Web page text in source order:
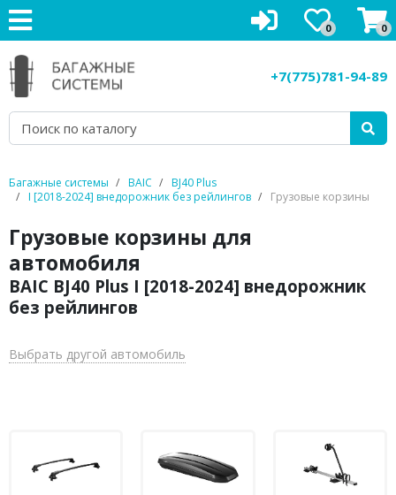
0 0
+7(775)781-94-89
Багажные системы BAIC
BJ40 Plus
I [2018-2024] внедорожник без рейлингов
Грузовые корзины
Грузовые корзины для
автомобиля
BAIC BJ40 Plus I [2018-2024] внедорожник
без рейлингов
Выбрать другой автомобиль
Багажники на крышу
Рейлинги на крышу
Боксы на крышу
Велокрепления
Грузовые корзины
Аксессуары
Услуги